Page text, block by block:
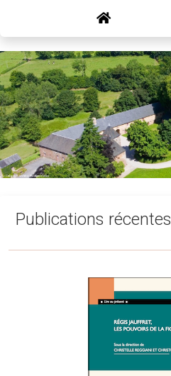
Publications récentes